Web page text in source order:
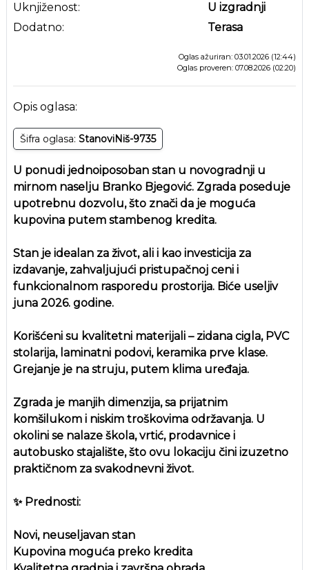
Uknjiženost:
Dodatno:
U izgradnji
Terasa
Oglas ažuriran: 03.01.2026 (12:44)
Oglas proveren: 07.08.2026 (02:20)
Opis oglasa:
Šifra oglasa: StanoviNiš-9735
U ponudi jednoiposoban stan u novogradnji u
mirnom naselju Branko Bjegović. Zgrada poseduje
upotrebnu dozvolu, što znači da je moguća
kupovina putem stambenog kredita.
Stan je idealan za život, ali i kao investicija za
izdavanje, zahvaljujući pristupačnoj ceni i
funkcionalnom rasporedu prostorija. Biće useljiv
juna 2026. godine.
Korišćeni su kvalitetni materijali – zidana cigla, PVC
stolarija, laminatni podovi, keramika prve klase.
Grejanje je na struju, putem klima uređaja.
Zgrada je manjih dimenzija, sa prijatnim
komšilukom i niskim troškovima održavanja. U
okolini se nalaze škola, vrtić, prodavnice i
autobusko stajalište, što ovu lokaciju čini izuzetno
praktičnom za svakodnevni život.
✨ Prednosti:
Novi, neuseljavan stan
Kupovina moguća preko kredita